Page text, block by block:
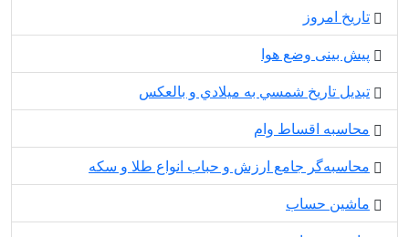
تاریخ امروز
پیش بینی وضع هوا
تبديل تاريخ شمسي به ميلادي و بالعكس
محاسبه اقساط وام
محاسبه‌گر جامع ارزش و حباب انواع طلا و سکه
ماشین حساب